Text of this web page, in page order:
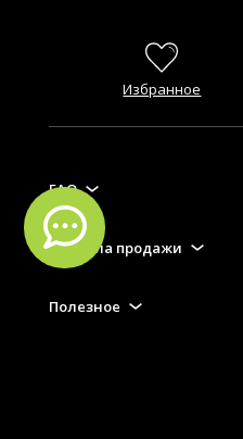
Избранное
FAQ
Правила продажи
Полезное